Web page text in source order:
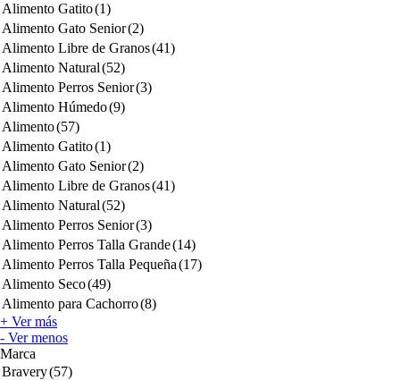
Alimento Gatito(1)
Alimento Gato Senior(2)
Alimento Libre de Granos(41)
Alimento Natural(52)
Alimento Perros Senior(3)
Alimento Húmedo(9)
Alimento(57)
Alimento Gatito(1)
Alimento Gato Senior(2)
Alimento Libre de Granos(41)
Alimento Natural(52)
Alimento Perros Senior(3)
Alimento Perros Talla Grande(14)
Alimento Perros Talla Pequeña(17)
Alimento Seco(49)
Alimento para Cachorro(8)
+ Ver más
- Ver menos
Marca
Bravery(57)